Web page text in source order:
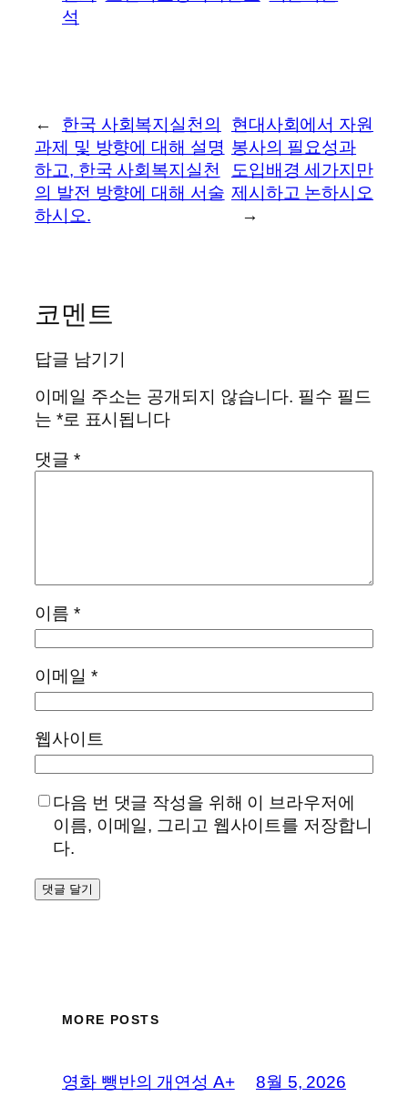
석
←
한국 사회복지실천의
과제 및 방향에 대해 설명
하고, 한국 사회복지실천
의 발전 방향에 대해 서술
하시오.
현대사회에서 자원
봉사의 필요성과
도입배경 세가지만
제시하고 논하시오
→
코멘트
답글 남기기
이메일 주소는 공개되지 않습니다. 필수 필드
는 *로 표시됩니다
댓글 *
이름 *
이메일 *
웹사이트
다음 번 댓글 작성을 위해 이 브라우저에
이름, 이메일, 그리고 웹사이트를 저장합니
다.
MORE POSTS
영화 뺑반의 개연성 A+ 8월 5, 2026